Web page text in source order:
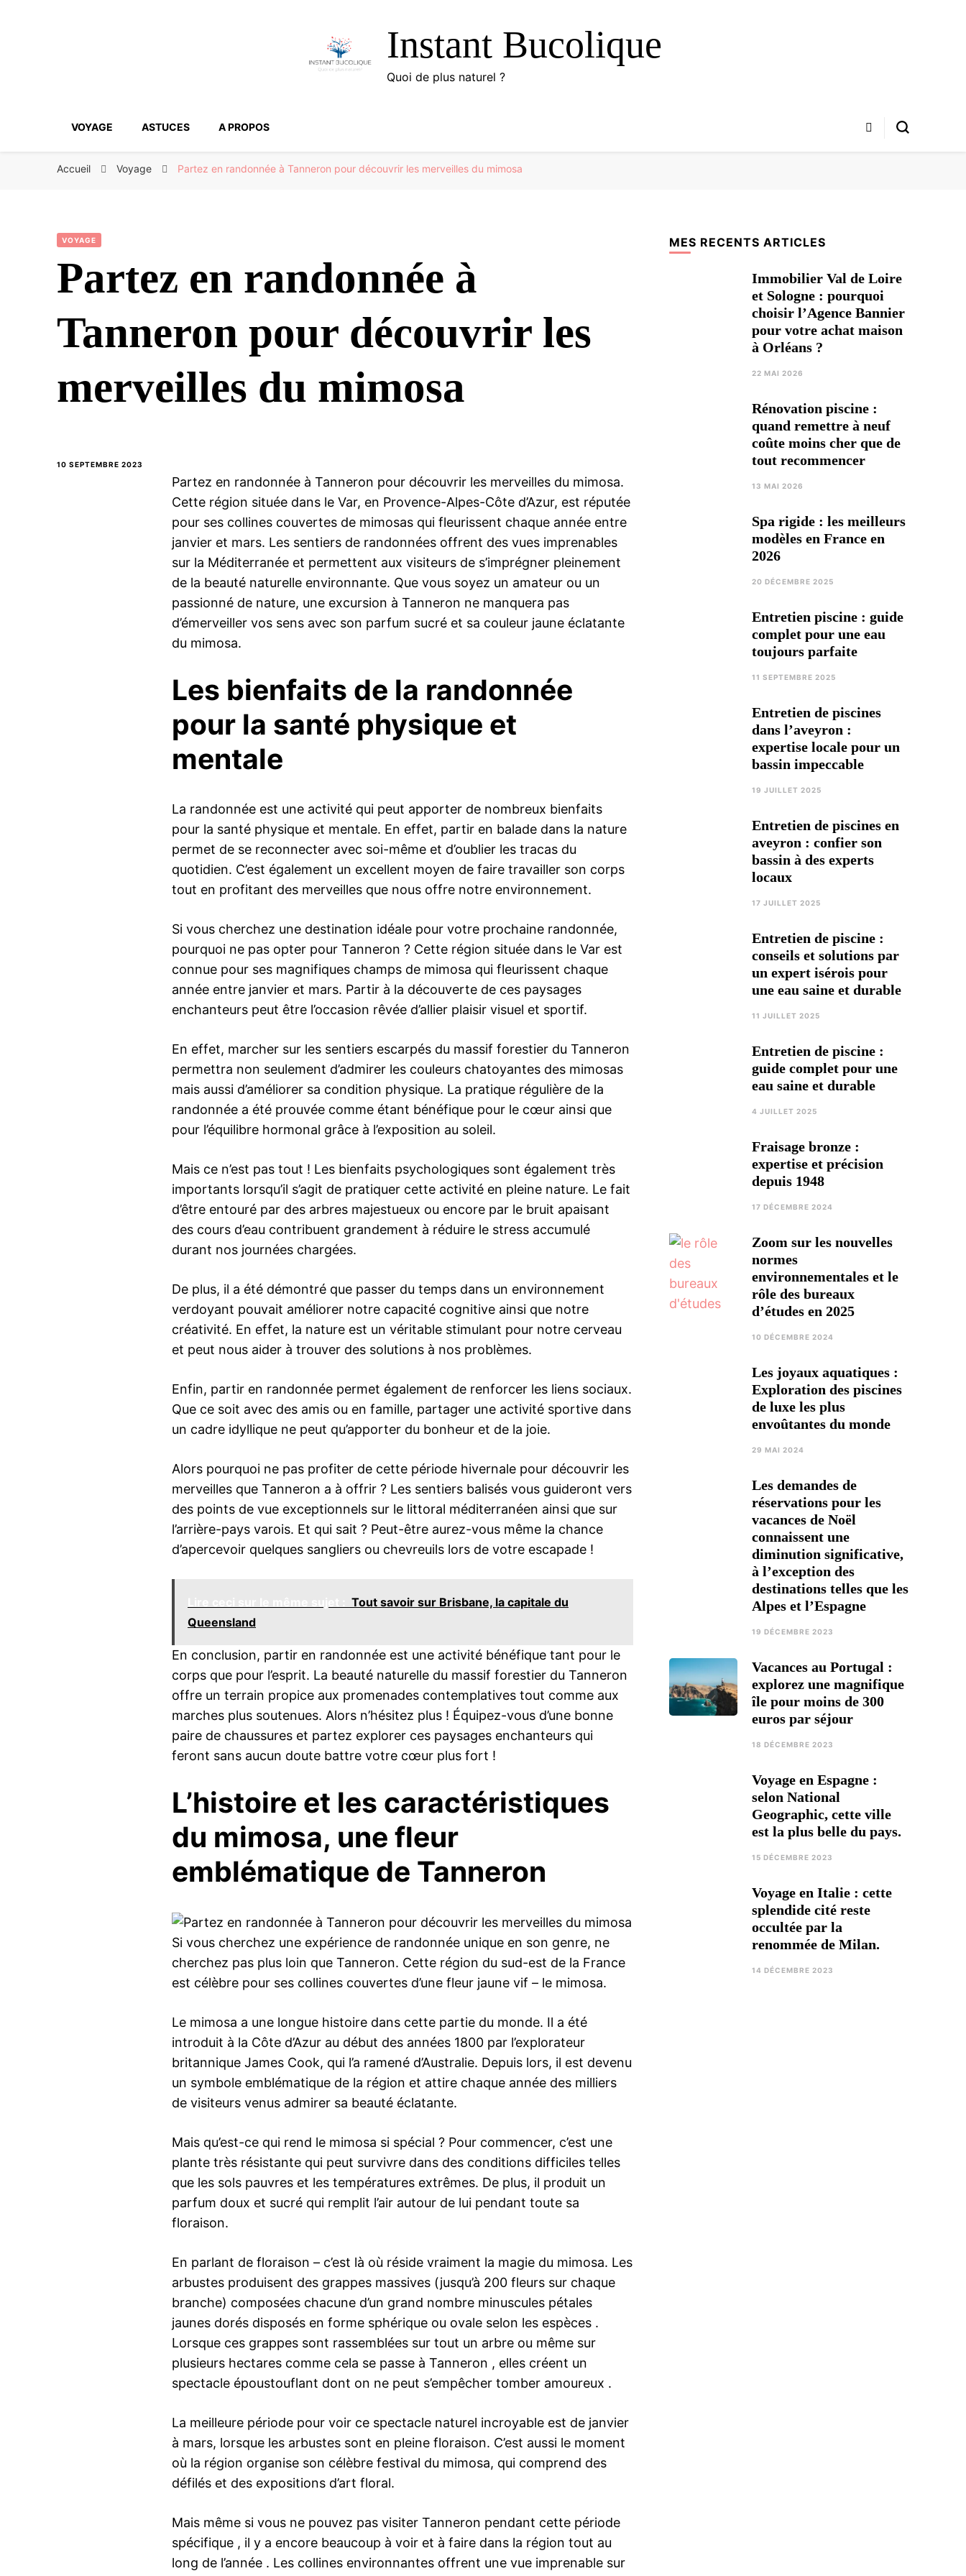
Instant Bucolique
Quoi de plus naturel ?
VOYAGE ASTUCES A PROPOS
Accueil Voyage Partez en randonnée à Tanneron pour découvrir les merveilles du mimosa
VOYAGE
Partez en randonnée à
Tanneron pour découvrir les
merveilles du mimosa
10 SEPTEMBRE 2023
Partez en randonnée à Tanneron pour découvrir les merveilles du mimosa.
Cette région située dans le Var, en Provence-Alpes-Côte d’Azur, est réputée
pour ses collines couvertes de mimosas qui fleurissent chaque année entre
janvier et mars. Les sentiers de randonnées offrent des vues imprenables
sur la Méditerranée et permettent aux visiteurs de s’imprégner pleinement
de la beauté naturelle environnante. Que vous soyez un amateur ou un
passionné de nature, une excursion à Tanneron ne manquera pas
d’émerveiller vos sens avec son parfum sucré et sa couleur jaune éclatante
du mimosa.
Les bienfaits de la randonnée
pour la santé physique et
mentale
La randonnée est une activité qui peut apporter de nombreux bienfaits
pour la santé physique et mentale. En effet, partir en balade dans la nature
permet de se reconnecter avec soi-même et d’oublier les tracas du
quotidien. C’est également un excellent moyen de faire travailler son corps
tout en profitant des merveilles que nous offre notre environnement.
Si vous cherchez une destination idéale pour votre prochaine randonnée,
pourquoi ne pas opter pour Tanneron ? Cette région située dans le Var est
connue pour ses magnifiques champs de mimosa qui fleurissent chaque
année entre janvier et mars. Partir à la découverte de ces paysages
enchanteurs peut être l’occasion rêvée d’allier plaisir visuel et sportif.
En effet, marcher sur les sentiers escarpés du massif forestier du Tanneron
permettra non seulement d’admirer les couleurs chatoyantes des mimosas
mais aussi d’améliorer sa condition physique. La pratique régulière de la
randonnée a été prouvée comme étant bénéfique pour le cœur ainsi que
pour l’équilibre hormonal grâce à l’exposition au soleil.
Mais ce n’est pas tout ! Les bienfaits psychologiques sont également très
importants lorsqu’il s’agit de pratiquer cette activité en pleine nature. Le fait
d’être entouré par des arbres majestueux ou encore par le bruit apaisant
des cours d’eau contribuent grandement à réduire le stress accumulé
durant nos journées chargées.
De plus, il a été démontré que passer du temps dans un environnement
verdoyant pouvait améliorer notre capacité cognitive ainsi que notre
créativité. En effet, la nature est un véritable stimulant pour notre cerveau
et peut nous aider à trouver des solutions à nos problèmes.
Enfin, partir en randonnée permet également de renforcer les liens sociaux.
Que ce soit avec des amis ou en famille, partager une activité sportive dans
un cadre idyllique ne peut qu’apporter du bonheur et de la joie.
Alors pourquoi ne pas profiter de cette période hivernale pour découvrir les
merveilles que Tanneron a à offrir ? Les sentiers balisés vous guideront vers
des points de vue exceptionnels sur le littoral méditerranéen ainsi que sur
l’arrière-pays varois. Et qui sait ? Peut-être aurez-vous même la chance
d’apercevoir quelques sangliers ou chevreuils lors de votre escapade !
Tout savoir sur Brisbane, la capitale du
Queensland
En conclusion, partir en randonnée est une activité bénéfique tant pour le
corps que pour l’esprit. La beauté naturelle du massif forestier du Tanneron
offre un terrain propice aux promenades contemplatives tout comme aux
marches plus soutenues. Alors n’hésitez plus ! Équipez-vous d’une bonne
paire de chaussures et partez explorer ces paysages enchanteurs qui
feront sans aucun doute battre votre cœur plus fort !
L’histoire et les caractéristiques
du mimosa, une fleur
emblématique de Tanneron
Si vous cherchez une expérience de randonnée unique en son genre, ne
cherchez pas plus loin que Tanneron. Cette région du sud-est de la France
est célèbre pour ses collines couvertes d’une fleur jaune vif – le mimosa.
Le mimosa a une longue histoire dans cette partie du monde. Il a été
introduit à la Côte d’Azur au début des années 1800 par l’explorateur
britannique James Cook, qui l’a ramené d’Australie. Depuis lors, il est devenu
un symbole emblématique de la région et attire chaque année des milliers
de visiteurs venus admirer sa beauté éclatante.
Mais qu’est-ce qui rend le mimosa si spécial ? Pour commencer, c’est une
plante très résistante qui peut survivre dans des conditions difficiles telles
que les sols pauvres et les températures extrêmes. De plus, il produit un
parfum doux et sucré qui remplit l’air autour de lui pendant toute sa
floraison.
En parlant de floraison – c’est là où réside vraiment la magie du mimosa. Les
arbustes produisent des grappes massives (jusqu’à 200 fleurs sur chaque
branche) composées chacune d’un grand nombre minuscules pétales
jaunes dorés disposés en forme sphérique ou ovale selon les espèces .
Lorsque ces grappes sont rassemblées sur tout un arbre ou même sur
plusieurs hectares comme cela se passe à Tanneron , elles créent un
spectacle époustouflant dont on ne peut s’empêcher tomber amoureux .
La meilleure période pour voir ce spectacle naturel incroyable est de janvier
à mars, lorsque les arbustes sont en pleine floraison. C’est aussi le moment
où la région organise son célèbre festival du mimosa, qui comprend des
défilés et des expositions d’art floral.
Mais même si vous ne pouvez pas visiter Tanneron pendant cette période
spécifique , il y a encore beaucoup à voir et à faire dans la région tout au
long de l’année . Les collines environnantes offrent une vue imprenable sur
MES RECENTS ARTICLES
Immobilier Val de Loire
et Sologne : pourquoi
choisir l’Agence Bannier
pour votre achat maison
à Orléans ?
22 MAI 2026
Rénovation piscine :
quand remettre à neuf
coûte moins cher que de
tout recommencer
13 MAI 2026
Spa rigide : les meilleurs
modèles en France en
2026
20 DÉCEMBRE 2025
Entretien piscine : guide
complet pour une eau
toujours parfaite
11 SEPTEMBRE 2025
Entretien de piscines
dans l’aveyron :
expertise locale pour un
bassin impeccable
19 JUILLET 2025
Entretien de piscines en
aveyron : confier son
bassin à des experts
locaux
17 JUILLET 2025
Entretien de piscine :
conseils et solutions par
un expert isérois pour
une eau saine et durable
11 JUILLET 2025
Entretien de piscine :
guide complet pour une
eau saine et durable
4 JUILLET 2025
Fraisage bronze :
expertise et précision
depuis 1948
17 DÉCEMBRE 2024
Zoom sur les nouvelles
normes
environnementales et le
rôle des bureaux
d’études en 2025
10 DÉCEMBRE 2024
Les joyaux aquatiques :
Exploration des piscines
de luxe les plus
envoûtantes du monde
29 MAI 2024
Les demandes de
réservations pour les
vacances de Noël
connaissent une
diminution significative,
à l’exception des
destinations telles que les
Alpes et l’Espagne
19 DÉCEMBRE 2023
Vacances au Portugal :
explorez une magnifique
île pour moins de 300
euros par séjour
18 DÉCEMBRE 2023
Voyage en Espagne :
selon National
Geographic, cette ville
est la plus belle du pays.
15 DÉCEMBRE 2023
Voyage en Italie : cette
splendide cité reste
occultée par la
renommée de Milan.
14 DÉCEMBRE 2023